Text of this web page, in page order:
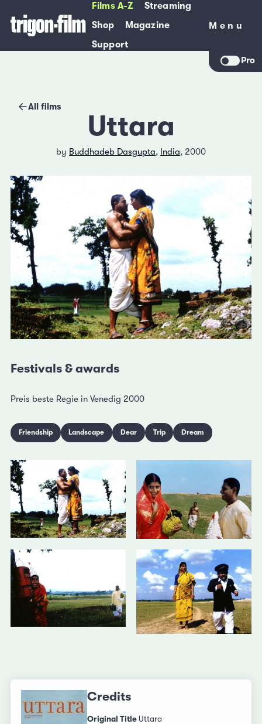
Films A-Z
Streaming
Shop
Magazine
Support
Menu
Menu
Pro
All films
Uttara
by Buddhadeb Dasgupta, India, 2000
Festivals & awards
Preis beste Regie in Venedig 2000
Friendship Landscape Dear Trip Dream
Credits
Original Title Uttara